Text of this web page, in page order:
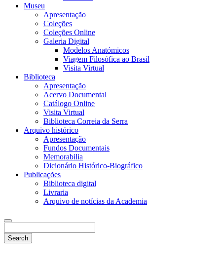
Museu
Apresentação
Coleções
Coleções Online
Galeria Digital
Modelos Anatómicos
Viagem Filosófica ao Brasil
Visita Virtual
Biblioteca
Apresentação
Acervo Documental
Catálogo Online
Visita Virtual
Biblioteca Correia da Serra
Arquivo histórico
Apresentação
Fundos Documentais
Memorabilia
Dicionário Histórico-Biográfico
Publicações
Biblioteca digital
Livraria
Arquivo de notícias da Academia